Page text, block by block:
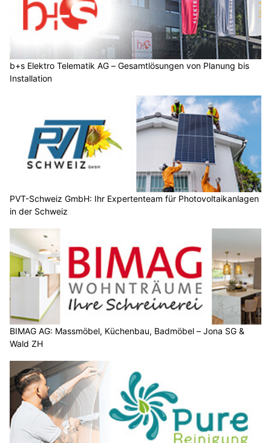
b+s Elektro Telematik AG – Gesamtlösungen von Planung bis
Installation
PVT-Schweiz GmbH: Ihr Expertenteam für Photovoltaikanlagen
in der Schweiz
BIMAG AG: Massmöbel, Küchenbau, Badmöbel – Jona SG &
Wald ZH